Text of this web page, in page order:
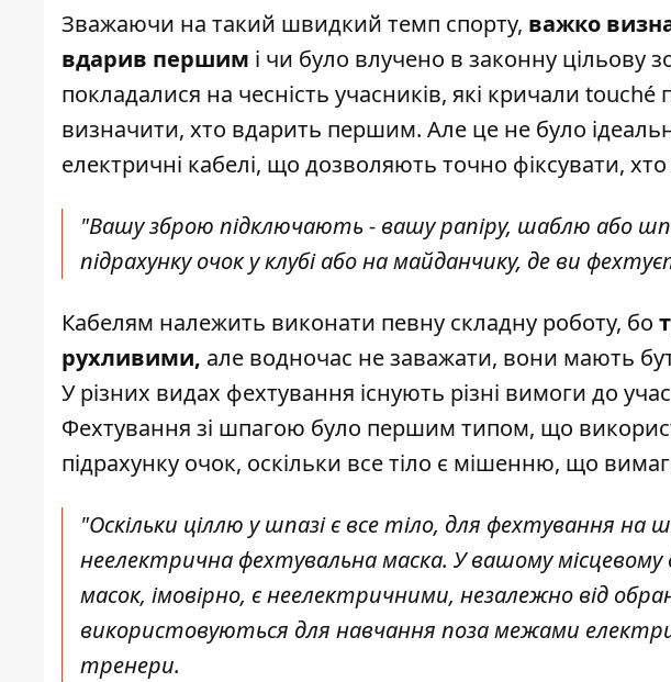
Зважаючи на такий швидкий темп спорту, важко
вдарив першим і чи було влучено в законну цільову
покладалися на чесність учасників, які кричали touché
визначити, хто вдарить першим. Але це не було
електричні кабелі, що дозволяють точно фіксувати, хто
"Вашу зброю підключають - вашу рапіру, шаблю або
підрахунку очок у клубі або на майданчику, де ви
Кабелям належить виконати певну складну роботу, бо
рухливими, але водночас не заважати, вони мають
У різних видах фехтування існують різні вимоги до
Фехтування зі шпагою було першим типом, що
підрахунку очок, оскільки все тіло є мішенню, що
"Оскільки ціллю у шпазі є все тіло, для фехтування на
неелектрична фехтувальна маска. У вашому місцевому
масок, імовірно, є неелектричними, незалежно від
використовуються для навчання поза межами
тренери.